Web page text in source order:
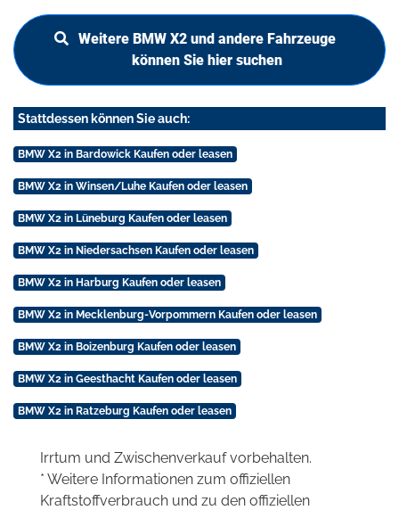
Weitere BMW X2 und andere Fahrzeuge
können Sie hier suchen
Stattdessen können Sie auch:
BMW X2 in Bardowick Kaufen oder leasen
BMW X2 in Winsen/Luhe Kaufen oder leasen
BMW X2 in Lüneburg Kaufen oder leasen
BMW X2 in Niedersachsen Kaufen oder leasen
BMW X2 in Harburg Kaufen oder leasen
BMW X2 in Mecklenburg-Vorpommern Kaufen oder leasen
BMW X2 in Boizenburg Kaufen oder leasen
BMW X2 in Geesthacht Kaufen oder leasen
BMW X2 in Ratzeburg Kaufen oder leasen
Irrtum und Zwischenverkauf vorbehalten.
* Weitere Informationen zum offiziellen
Kraftstoffverbrauch und zu den offiziellen